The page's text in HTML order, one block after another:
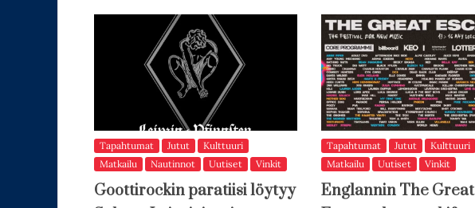
Tapahtumat Jutut
Kulttuuri
Matkailu
Nautinnot Uutiset Vinkit
Goottirockin paratiisi löytyy
Tapahtumat Jutut
Kulttuuri
Matkailu
Uutiset Vinkit
Englannin The Great